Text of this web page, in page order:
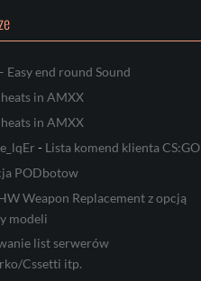
Easy end round Sound
in AMXX
in AMXX
- Lista komend klienta CS:GO
PODbotow
Weapon Replacement z opcją
modeli
list serwerów
Cssetti itp.